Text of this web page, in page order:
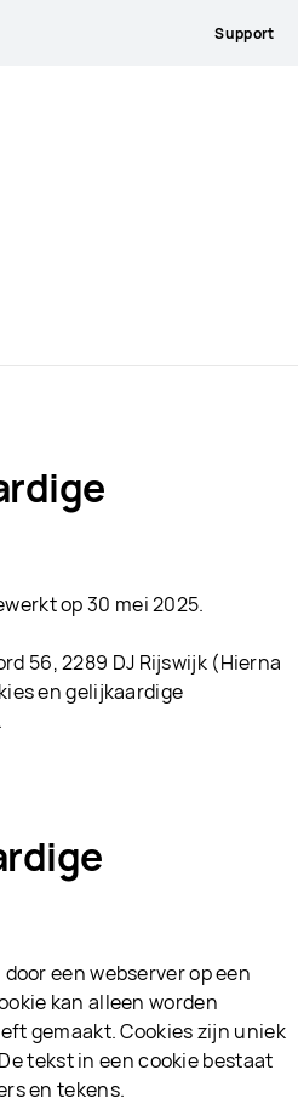
Support
op 30 mei 2025.
56, 2289 DJ Rijswijk (Hierna
en gelijkaardige
een webserver op een
kan alleen worden
gemaakt. Cookies zijn uniek
tekst in een cookie bestaat
en tekens.